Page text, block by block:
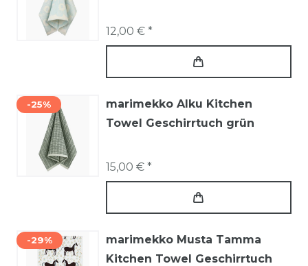
12,00 € *
-25%
marimekko Alku Kitchen
Towel Geschirrtuch grün
15,00 € *
-29%
marimekko Musta Tamma
Kitchen Towel Geschirrtuch